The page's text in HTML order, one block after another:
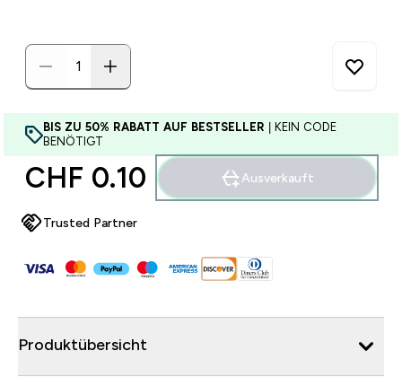
BIS ZU 50% RABATT AUF BESTSELLER | KEIN CODE
BENÖTIGT
CHF 0.10‎ Ausverkauft
Trusted Partner
Produktübersicht